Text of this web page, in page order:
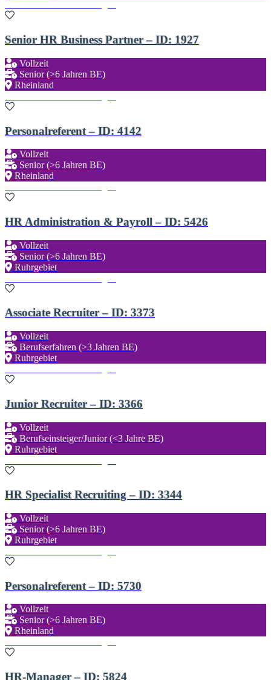
Senior HR Business Partner – ID: 1927
Vollzeit
Senior (>6 Jahren BE)
Rheinland
Personalreferent – ID: 4142
Vollzeit
Senior (>6 Jahren BE)
Rheinland
HR Administration & Payroll – ID: 5426
Vollzeit
Senior (>6 Jahren BE)
Ruhrgebiet
Associate Recruiter – ID: 3373
Vollzeit
Berufserfahren (>3 Jahren BE)
Ruhrgebiet
Junior Recruiter – ID: 3366
Vollzeit
Berufseinsteiger/Junior (<3 Jahre BE)
Ruhrgebiet
HR Specialist Recruiting – ID: 3344
Vollzeit
Senior (>6 Jahren BE)
Ruhrgebiet
Personalreferent – ID: 5730
Vollzeit
Senior (>6 Jahren BE)
Rheinland
HR-Manager – ID: 5824